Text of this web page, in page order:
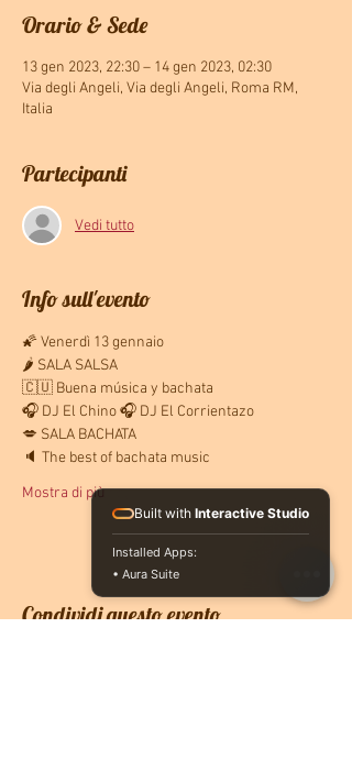
Orario & Sede
13 gen 2023, 22:30 – 14 gen 2023, 02:30
Via degli Angeli, Via degli Angeli, Roma RM,
Italia
Partecipanti
Vedi tutto
Info sull'evento
🌠 Venerdì 13 gennaio
🌶 SALA SALSA
🇨🇺 Buena música y bachata
🎧 DJ El Chino 🎧 DJ El Corrientazo
💋 SALA BACHATA
🔈 The best of bachata music
Mostra di più
Condividi questo evento
Built with Interactive Studio
Installed Apps:
• Aura Suite